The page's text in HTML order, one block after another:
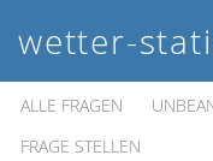
wetter-
ALLE FRAGEN
FRAGE STELLEN